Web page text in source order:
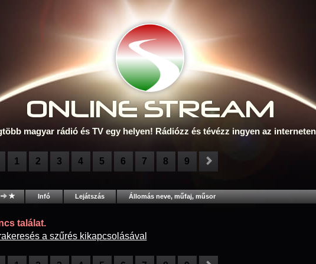
ONLINE STREAM
magyar rádió és TV egy helyen! Rádiózz és tévézz ingyen az
1 2 3 4 5 6 7 8 9
Infó Lejátszás Állomás neve, műfaj, műsor
találat.
a szűrés kikapcsolásával